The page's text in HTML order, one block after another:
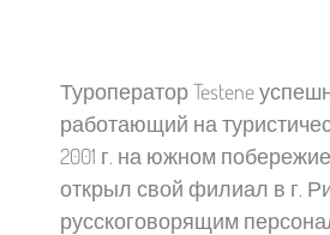
Туроператор Testene
работающий на
2001 г. на южном
открыл свой филиал в г.
русскоговорящим